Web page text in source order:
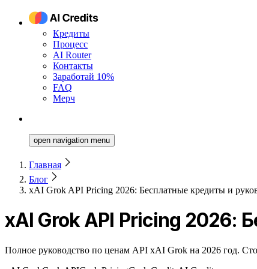
Кредиты
Процесс
AI Router
Контакты
Заработай 10%
FAQ
Мерч
open navigation menu
Главная
Блог
xAI Grok API Pricing 2026: Бесплатные кредиты и
xAI Grok API Pricing 2026:
Полное руководство по ценам API xAI Grok на 2026 год.